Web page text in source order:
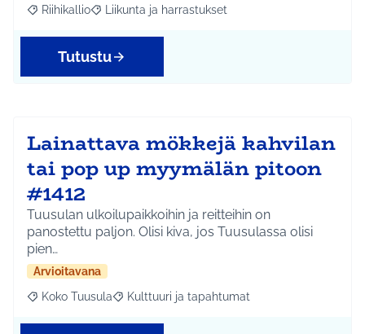
Rajaa tulokset aihepiirin mukaan: Riihikallio
Riihikallio Rajaa tulokset teeman mukaan: Liikunta ja
Liikunta ja harrastukset
Tutustu
Lainattava mökkejä kahvilan
tai pop up myymälän pitoon
#1412
Tuusulan ulkoilupaikkoihin ja reitteihin on
panostettu paljon. Olisi kiva, jos Tuusulassa olisi
pien…
Arvioitavana
Rajaa tulokset aihepiirin mukaan: Koko Tuusula
Koko Tuusula Rajaa tulokset teeman mukaan: Kulttuuri ja
Kulttuuri ja tapahtumat